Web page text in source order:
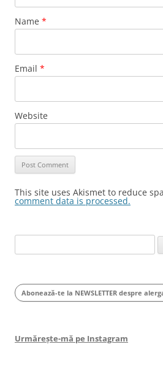
Name *
Email *
Website
This site uses Akismet to reduce
comment data is processed.
for:
Abonează-te la NEWSLETTER despre
Urmărește-mă pe Instagram